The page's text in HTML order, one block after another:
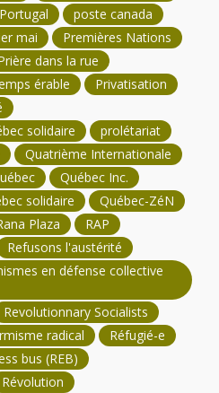
Portugal
poste canada
mai
Premières Nations
dans la rue
érable
Privatisation
solidaire
prolétariat
Quatrième Internationale
Québec Inc.
solidaire
Québec-ZéN
Plaza
RAP
Refusons l'austérité
en défense collective
Revolutionnary Socialists
radical
Réfugié-e
bus (REB)
Révolution